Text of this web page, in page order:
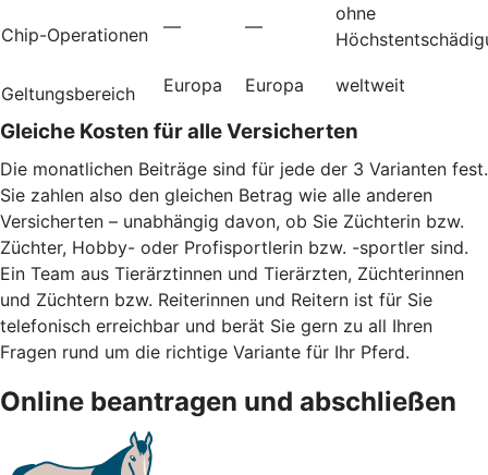
Chip-Operationen — —
ohne
Geltungsbereich Europa Europa weltweit
Gleiche Kosten für alle Versicherten
Die monatlichen Beiträge sind für jede der 3 Varianten fest.
Sie zahlen also den gleichen Betrag wie alle anderen
Versicherten – unabhängig davon, ob Sie Züchterin bzw.
Züchter, Hobby- oder Profisportlerin bzw. -sportler sind.
Ein Team aus Tierärztinnen und Tierärzten, Züchterinnen
und Züchtern bzw. Reiterinnen und Reitern ist für Sie
telefonisch erreichbar und berät Sie gern zu all Ihren
Fragen rund um die richtige Variante für Ihr Pferd.
Online beantragen und abschließen